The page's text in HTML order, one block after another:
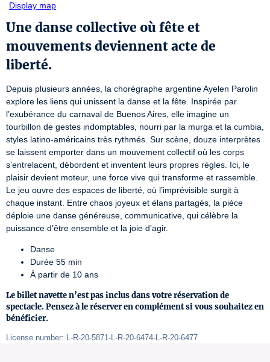
Display map
Une danse collective où fête et
mouvements deviennent acte de
liberté.
Depuis plusieurs années, la chorégraphe argentine Ayelen Parolin
explore les liens qui unissent la danse et la fête. Inspirée par
l’exubérance du carnaval de Buenos Aires, elle imagine un
tourbillon de gestes indomptables, nourri par la murga et la cumbia,
styles latino-américains très rythmés. Sur scène, douze interprètes
se laissent emporter dans un mouvement collectif où les corps
s’entrelacent, débordent et inventent leurs propres règles. Ici, le
plaisir devient moteur, une force vive qui transforme et rassemble.
Le jeu ouvre des espaces de liberté, où l’imprévisible surgit à
chaque instant. Entre chaos joyeux et élans partagés, la pièce
déploie une danse généreuse, communicative, qui célèbre la
puissance d’être ensemble et la joie d’agir.
Danse
Durée 55 min
À partir de 10 ans
Le billet navette n’est pas inclus dans votre réservation de
spectacle. Pensez à le réserver en complément si vous souhaitez en
bénéficier.
License number: L-R-20-5871-L-R-20-6474-L-R-20-6477